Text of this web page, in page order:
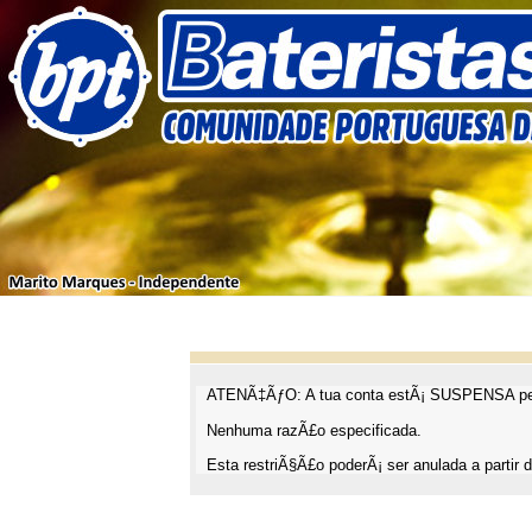
ATENÃ‡ÃƒO: A tua conta estÃ¡ SUSPENSA
Nenhuma razÃ£o especificada.
Esta restriÃ§Ã£o poderÃ¡ ser anulada a partir